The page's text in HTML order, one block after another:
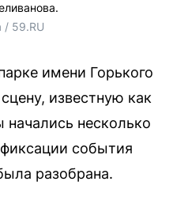
/ 59.RU
имени Горького
известную как
начались несколько
события
разобрана.